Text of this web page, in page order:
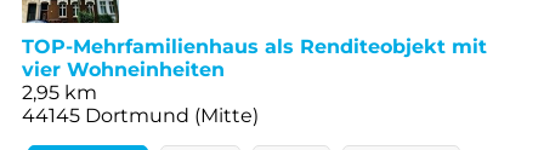
TOP-Mehrfamilienhaus als Renditeobjekt mit
vier Wohneinheiten
2,95 km
44145 Dortmund (Mitte)